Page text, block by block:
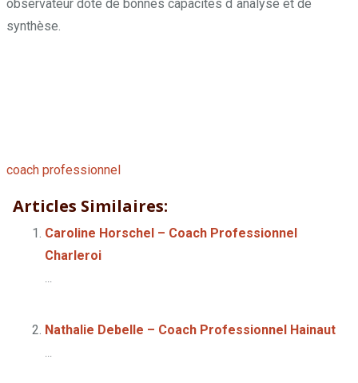
observateur doté de bonnes capacités d´analyse et de
synthèse.
coach professionnel
Articles Similaires:
Caroline Horschel – Coach Professionnel
Charleroi
...
Nathalie Debelle – Coach Professionnel Hainaut
...